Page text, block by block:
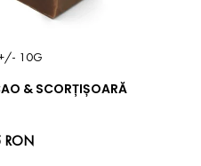
10G
& SCORȚIȘOARĂ
RON